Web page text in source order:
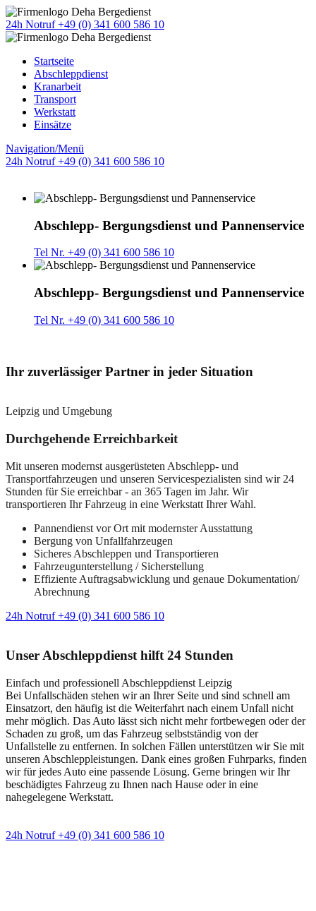
24h Notruf +49 (0) 341 600 586 10
Startseite
Abschleppdienst
Kranarbeit
Transport
Werkstatt
Einsätze
Navigation/Menü
24h Notruf +49 (0) 341 600 586 10
Abschlepp- Bergungsdienst und Pannenservice
Tel Nr. +49 (0) 341 600 586 10
Abschlepp- Bergungsdienst und Pannenservice
Tel Nr. +49 (0) 341 600 586 10
Ihr zuverlässiger Partner in jeder Situation
Leipzig und Umgebung
Durchgehende Erreichbarkeit
Mit unseren modernst ausgerüsteten Abschlepp- und
Transportfahrzeugen und unseren Servicespezialisten sind wir 24
Stunden für Sie erreichbar - an 365 Tagen im Jahr. Wir
transportieren Ihr Fahrzeug in eine Werkstatt Ihrer Wahl.
Pannendienst vor Ort mit modernster Ausstattung
Bergung von Unfallfahrzeugen
Sicheres Abschleppen und Transportieren
Fahrzeugunterstellung / Sicherstellung
Effiziente Auftragsabwicklung und genaue Dokumentation/
Abrechnung
24h Notruf +49 (0) 341 600 586 10
Unser Abschleppdienst hilft 24 Stunden
Einfach und professionell Abschleppdienst Leipzig
Bei Unfallschäden stehen wir an Ihrer Seite und sind schnell am
Einsatzort, den häufig ist die Weiterfahrt nach einem Unfall nicht
mehr möglich. Das Auto lässt sich nicht mehr fortbewegen oder der
Schaden zu groß, um das Fahrzeug selbstständig von der
Unfallstelle zu entfernen. In solchen Fällen unterstützen wir Sie mit
unseren Abschleppleistungen. Dank eines großen Fuhrparks, finden
wir für jedes Auto eine passende Lösung. Gerne bringen wir Ihr
beschädigtes Fahrzeug zu Ihnen nach Hause oder in eine
nahegelegene Werkstatt.
24h Notruf +49 (0) 341 600 586 10